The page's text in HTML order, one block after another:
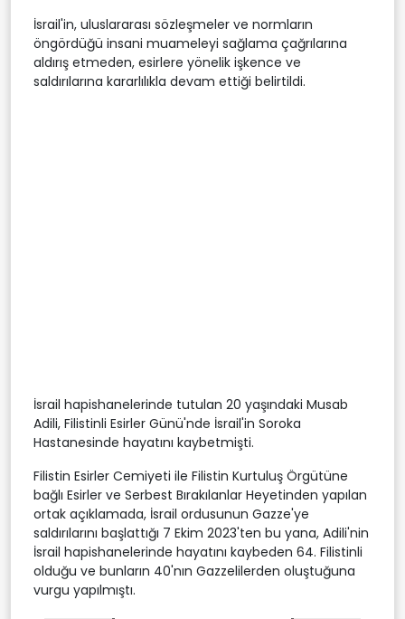
İsrail'in, uluslararası sözleşmeler ve normların
öngördüğü insani muameleyi sağlama çağrılarına
aldırış etmeden, esirlere yönelik işkence ve
saldırılarına kararlılıkla devam ettiği belirtildi.
İsrail hapishanelerinde tutulan 20 yaşındaki Musab
Adili, Filistinli Esirler Günü'nde İsrail'in Soroka
Hastanesinde hayatını kaybetmişti.
Filistin Esirler Cemiyeti ile Filistin Kurtuluş Örgütüne
bağlı Esirler ve Serbest Bırakılanlar Heyetinden yapılan
ortak açıklamada, İsrail ordusunun Gazze'ye
saldırılarını başlattığı 7 Ekim 2023'ten bu yana, Adili'nin
İsrail hapishanelerinde hayatını kaybeden 64. Filistinli
olduğu ve bunların 40'nın Gazzelilerden oluştuğuna
vurgu yapılmıştı.